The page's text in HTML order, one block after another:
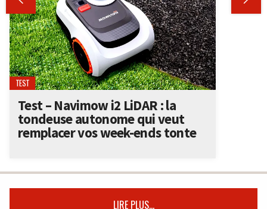
TEST
Test – Navimow i2 LiDAR : la
tondeuse autonome qui veut
remplacer vos week-ends tonte
LIRE PLUS...